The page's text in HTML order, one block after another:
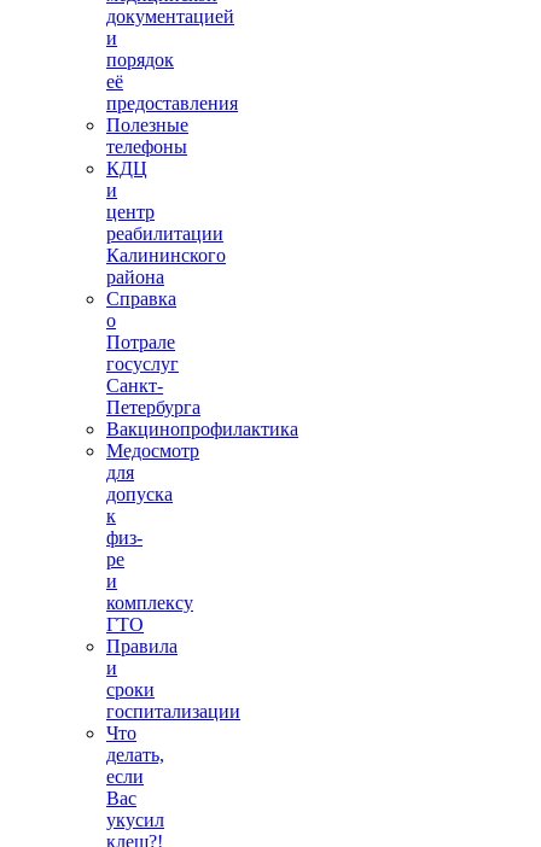
документацией
и
порядок
её
предоставления
Полезные
телефоны
КДЦ
и
центр
реабилитации
Калининского
района
Справка
о
Потрале
госуслуг
Санкт-
Петербурга
Вакцинопрофилактика
Медосмотр
для
допуска
к
физ-
ре
и
комплексу
ГТО
Правила
и
сроки
госпитализации
Что
делать,
если
Вас
укусил
клещ?!